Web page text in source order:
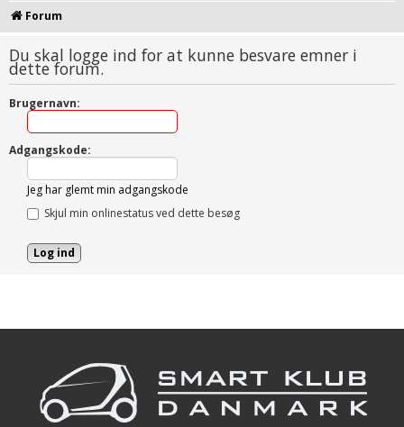
Forum
Du skal logge ind for at kunne besvare emner i
dette forum.
Brugernavn:
Adgangskode:
Jeg har glemt min adgangskode
Skjul min onlinestatus ved dette besøg